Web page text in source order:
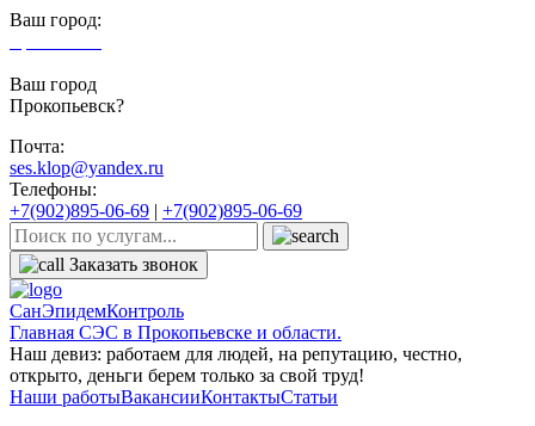
Ваш город:
Ваш город
Прокопьевск?
Почта:
ses.klop@yandex.ru
Телефоны:
+7(902)895-06-69 | +7(902)895-06-69
Заказать звонок
СанЭпидемКонтроль
Главная СЭС в Прокопьевске и области.
Наш девиз: работаем для людей, на репутацию, честно,
открыто, деньги берем только за свой труд!
Наши работыВакансииКонтактыСтатьи